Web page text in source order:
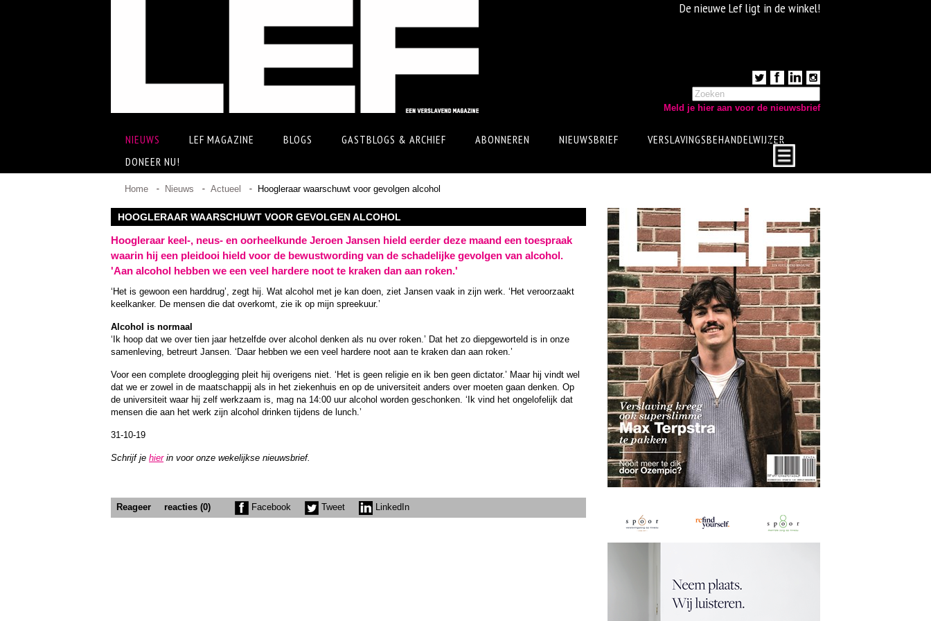
De nieuwe Lef ligt in de winkel!
Meld je hier aan voor de nieuwsbrief
NIEUWS LEF MAGAZINE BLOGS GASTBLOGS & ARCHIEF ABONNEREN NIEUWSBRIEF
VERSLAVINGSBEHANDELWIJZER
DONEER NU!
Home Nieuws Actueel Hoogleraar waarschuwt voor gevolgen alcohol
HOOGLERAAR WAARSCHUWT VOOR GEVOLGEN ALCOHOL
Hoogleraar keel-, neus- en oorheelkunde Jeroen Jansen hield eerder deze maand een toespraak
waarin hij een pleidooi hield voor de bewustwording van de schadelijke gevolgen van alcohol.
'Aan alcohol hebben we een veel hardere noot te kraken dan aan roken.'
‘Het is gewoon een harddrug’, zegt hij. Wat alcohol met je kan doen, ziet Jansen vaak in zijn werk. ‘Het veroorzaakt
keelkanker. De mensen die dat overkomt, zie ik op mijn spreekuur.’
Alcohol is normaal
‘Ik hoop dat we over tien jaar hetzelfde over alcohol denken als nu over roken.’ Dat het zo diepgeworteld is in onze
samenleving, betreurt Jansen. ‘Daar hebben we een veel hardere noot aan te kraken dan aan roken.’
Voor een complete drooglegging pleit hij overigens niet. ‘Het is geen religie en ik ben geen dictator.’ Maar hij vindt wel
dat we er zowel in de maatschappij als in het ziekenhuis en op de universiteit anders over moeten gaan denken. Op
de universiteit waar hij zelf werkzaam is, mag na 14:00 uur alcohol worden geschonken. ‘Ik vind het ongelofelijk dat
mensen die aan het werk zijn alcohol drinken tijdens de lunch.’
31-10-19
Schrijf je hierin voor onze wekelijkse nieuwsbrief.
Reageer reacties (0) Facebook Tweet LinkedIn